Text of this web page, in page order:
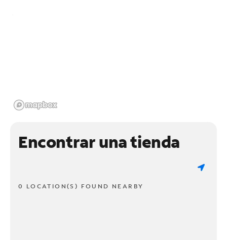
Encontrar una tienda
0 LOCATION(S) FOUND NEARBY